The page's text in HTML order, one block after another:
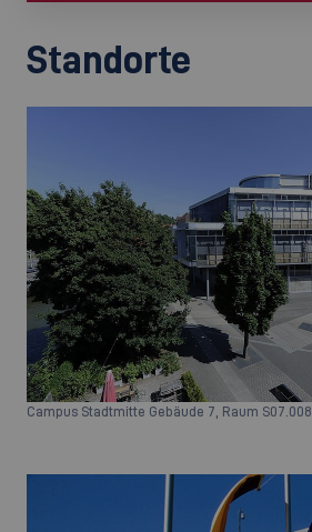
Standorte
Campus Stadtmitte Gebäude 7, Raum S07.008